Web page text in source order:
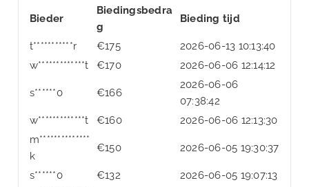
Bieder
Biedingsbedra
g
Bieding tijd
t***********r €175
2026-06-13 10:13:40
w*************t
€170 2026-06-06 12:14:12
s******0 €166
2026-06-06
07:38:42
w*************t
€160
2026-06-06 12:13:30
m**************
k
€150 2026-06-05 19:30:37
s******0 €132
2026-06-05 19:07:13